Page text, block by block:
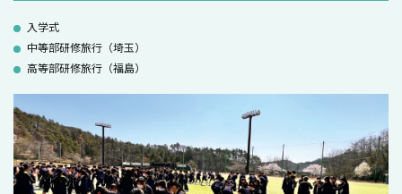
入学式
中等部研修旅行（埼玉）
高等部研修旅行（福島）